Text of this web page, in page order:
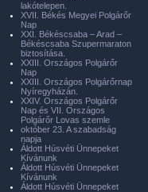
lakótelepen.
XVII. Békés Megyei Polgárőr
Nap
XXI. Békéscsaba – Arad –
Békéscsaba Szupermaraton
biztosítása.
XXIII. Országos Polgárőr
Nap
XXIII. Országos Polgárőrnap
Nyíregyházán.
XXIV. Országos Polgárőr
Nap és VII. Országos
Polgárőr Lovas szemle
október 23. A szabadság
napja
Áldott Húsvéti Ünnepeket
Kívánunk
Áldott Húsvéti Ünnepeket
Kívánunk
Áldott Húsvéti Ünnepeket